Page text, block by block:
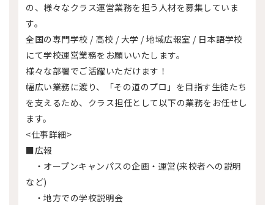
の、様々なクラス運営業務を担う人材を募集していま
す。
全国の専門学校 / 高校 / 大学 / 地域広報室 / 日本語学校
にて学校運営業務をお願いいたします。
様々な部署でご活躍いただけます！
幅広い業務に渡り、「その道のプロ」を目指す生徒たち
を支えるため、クラス担任として以下の業務をお任せし
ます。
<仕事詳細>
■広報
・オープンキャンパスの企画・運営(来校者への説明
など)
・地方での学校説明会